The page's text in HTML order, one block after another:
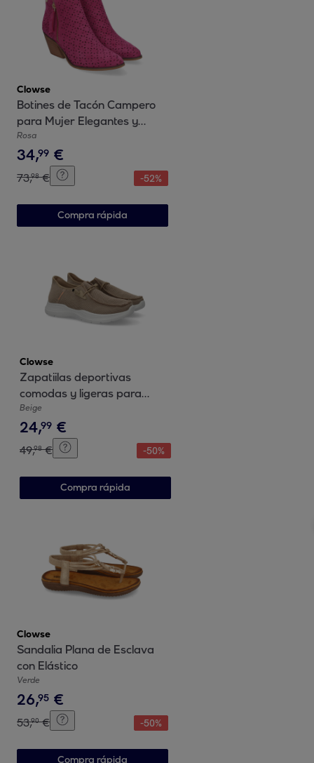
Clowse
Botines de Tacón Campero
para Mujer Elegantes y
Comodos
Rosa
34,99 €
73,98 € -52%
Compra rápida
Clowse
Zapatiilas deportivas
comodas y ligeras para
hombre, con cierre de
cordones elasticos
Beige
24,99 €
49,98 € -50%
Compra rápida
Clowse
Sandalia Plana de Esclava
con Elástico
Verde
26,95 €
53,90 € -50%
Compra rápida